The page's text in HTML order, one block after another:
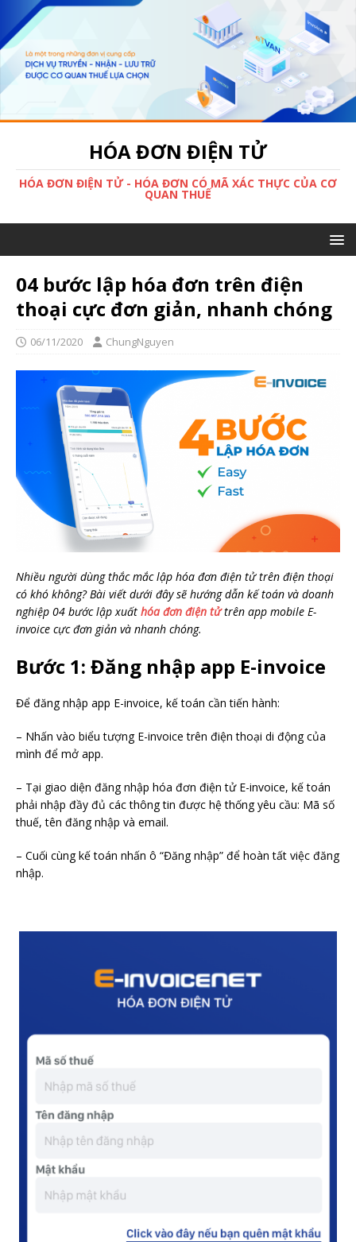
HÓA ĐƠN ĐIỆN TỬ
HÓA ĐƠN ĐIỆN TỬ - HÓA ĐƠN CÓ MÃ XÁC THỰC CỦA CƠ
QUAN THUẾ
04 bước lập hóa đơn trên điện
thoại cực đơn giản, nhanh chóng
06/11/2020 ChungNguyen
Nhiều người dùng thắc mắc lập hóa đơn điện tử trên điện thoại
có khó không? Bài viết dưới đây sẽ hướng dẫn kế toán và doanh
nghiệp 04 bước lập xuất hóa đơn điện tửtrên app mobile E-
invoice cực đơn giản và nhanh chóng.
Bước 1: Đăng nhập app E-invoice
Để đăng nhập app E-invoice, kế toán cần tiến hành:
– Nhấn vào biểu tượng E-invoice trên điện thoại di động của
mình để mở app.
– Tại giao diện đăng nhập hóa đơn điện tử E-invoice, kế toán
phải nhập đầy đủ các thông tin được hệ thống yêu cầu: Mã số
thuế, tên đăng nhập và email.
– Cuối cùng kế toán nhấn ô “Đăng nhập” để hoàn tất việc đăng
nhập.